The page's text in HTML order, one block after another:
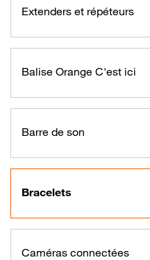
Extenders et répéteurs
Balise Orange C'est ici
Barre de son
Bracelets
Caméras connectées